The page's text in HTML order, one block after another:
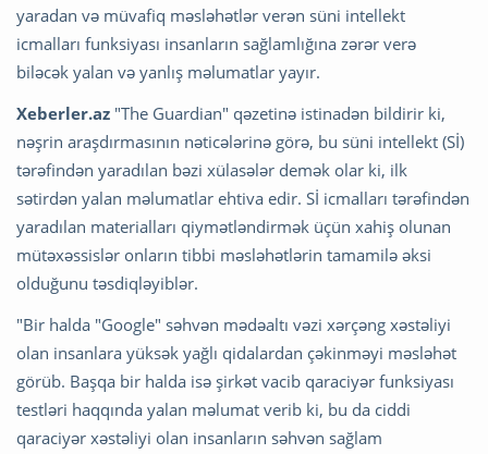
yaradan və müvafiq məsləhətlər verən süni intellekt
icmalları funksiyası insanların sağlamlığına zərər verə
biləcək yalan və yanlış məlumatlar yayır.
Xeberler.az "The Guardian" qəzetinə istinadən bildirir ki,
nəşrin araşdırmasının nəticələrinə görə, bu süni intellekt (Sİ)
tərəfindən yaradılan bəzi xülasələr demək olar ki, ilk
sətirdən yalan məlumatlar ehtiva edir. Sİ icmalları tərəfindən
yaradılan materialları qiymətləndirmək üçün xahiş olunan
mütəxəssislər onların tibbi məsləhətlərin tamamilə əksi
olduğunu təsdiqləyiblər.
"Bir halda "Google" səhvən mədəaltı vəzi xərçəng xəstəliyi
olan insanlara yüksək yağlı qidalardan çəkinməyi məsləhət
görüb. Başqa bir halda isə şirkət vacib qaraciyər funksiyası
testləri haqqında yalan məlumat verib ki, bu da ciddi
qaraciyər xəstəliyi olan insanların səhvən sağlam